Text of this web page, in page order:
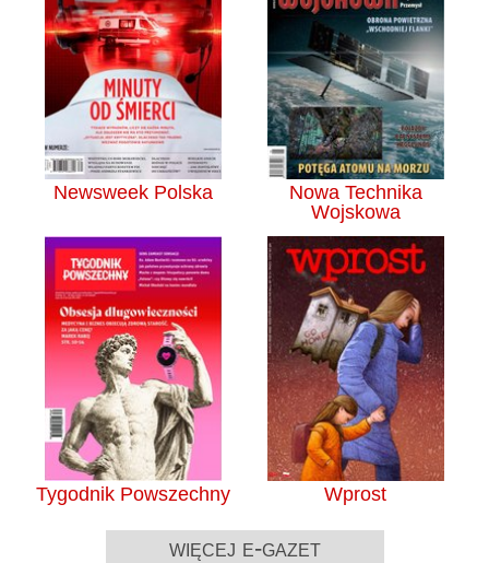
Newsweek Polska
Nowa Technika
Wojskowa
Tygodnik Powszechny Wprost
więcej e-gazet